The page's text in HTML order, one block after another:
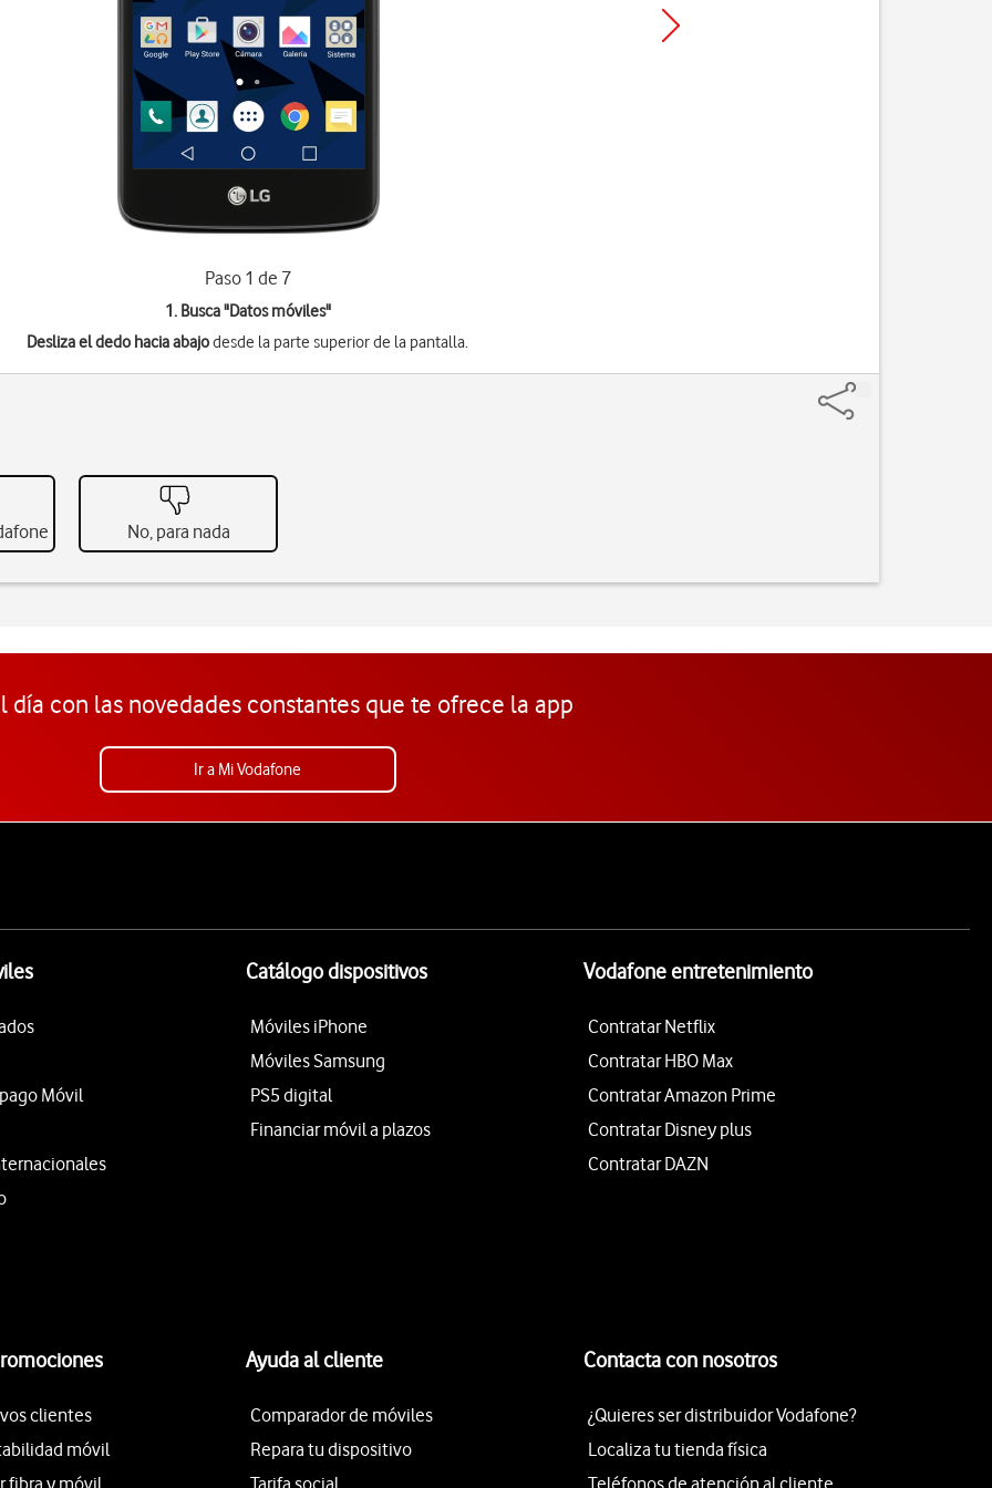
Paso 1 de 7
1. Busca "Datos móviles"
Desliza el dedo hacia abajodesde la parte superior de la pantalla.
No, para nada
día con las novedades constantes que te ofrece la app
Ir a Mi Vodafone
Móvil
Catálogo dispositivos
Móviles iPhone
Móviles Samsung
PS5 digital
Financiar móvil a plazos
Vodafone entretenimiento
Contratar Netflix
Contratar HBO Max
Contratar Amazon Prime
Contratar Disney plus
Contratar DAZN
clientes
móvil
fibra y móvil
Ayuda al cliente
Comparador de móviles
Repara tu dispositivo
Tarifa social
Contacta con nosotros
¿Quieres ser distribuidor Vodafone?
Localiza tu tienda física
Teléfonos de atención al cliente